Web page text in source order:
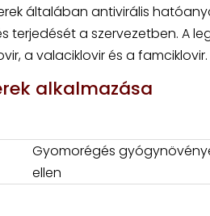
általában antivirális
terjedését a szervezetben. A
a valaciklovir és a famciklovir.
alkalmazása
Gyomorégés
ellen